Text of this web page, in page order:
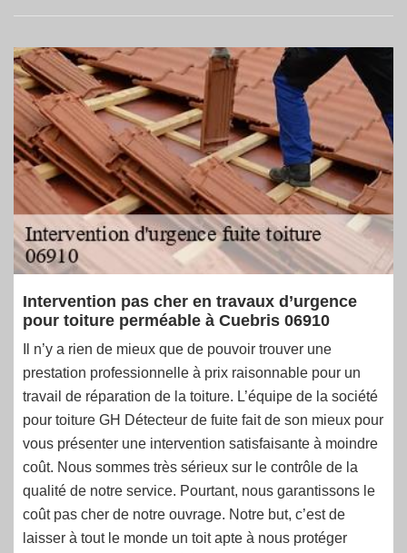
Intervention pas cher en travaux d’urgence
pour toiture perméable à Cuebris 06910
Il n’y a rien de mieux que de pouvoir trouver une
prestation professionnelle à prix raisonnable pour un
travail de réparation de la toiture. L’équipe de la société
pour toiture GH Détecteur de fuite fait de son mieux pour
vous présenter une intervention satisfaisante à moindre
coût. Nous sommes très sérieux sur le contrôle de la
qualité de notre service. Pourtant, nous garantissons le
coût pas cher de notre ouvrage. Notre but, c’est de
laisser à tout le monde un toit apte à nous protéger